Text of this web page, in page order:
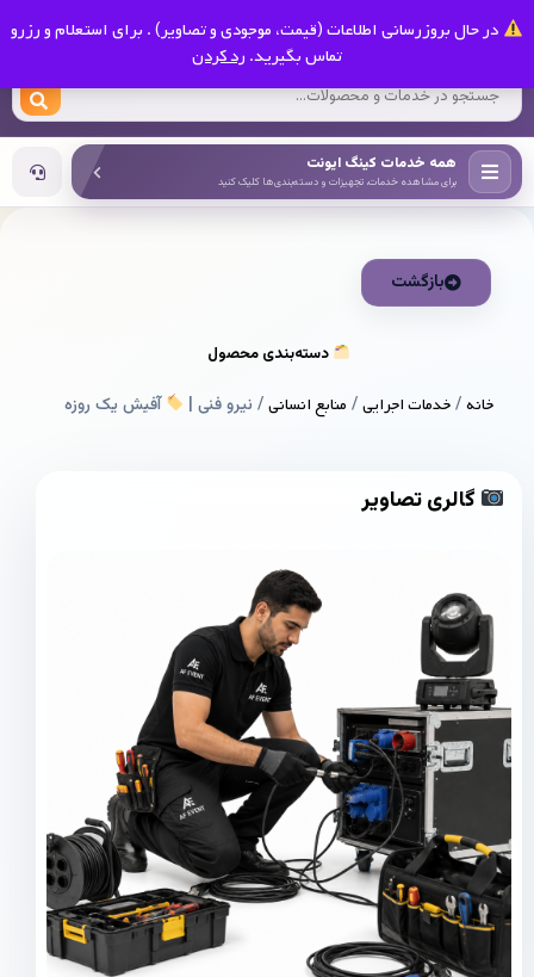
در حال بروزرسانی اطلاعات (قیمت، موجودی و تصاویر) . برای استعلام و رزرو
تماس بگیرید. رد کردن
کینگ ایونت
همه خدمات کینگ ایونت
برای مشاهده خدمات، تجهیزات و دسته‌بندی‌ها کلیک کنید
بازگشت
دسته‌بندی محصول
خانه/خدمات اجرایی/ منابع انسانی/ نیرو فنی | آفیش یک روزه
گالری تصاویر